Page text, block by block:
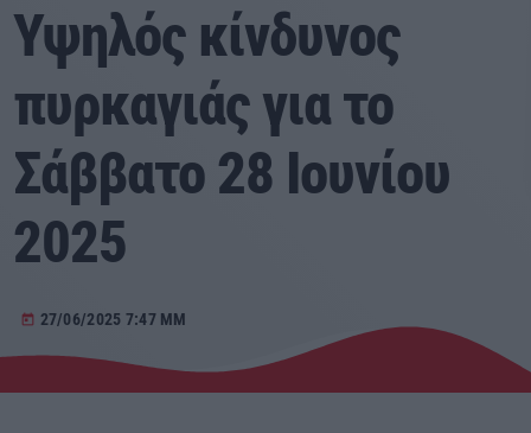
Αρχική
Εκπομπές
Ειδήσεις
Αθλητικά
Υψηλός κίνδυνος
πυρκαγιάς για το
Σάββατο 28 Ιουνίου
2025
today 27/06/2025 7:47 ΜΜ